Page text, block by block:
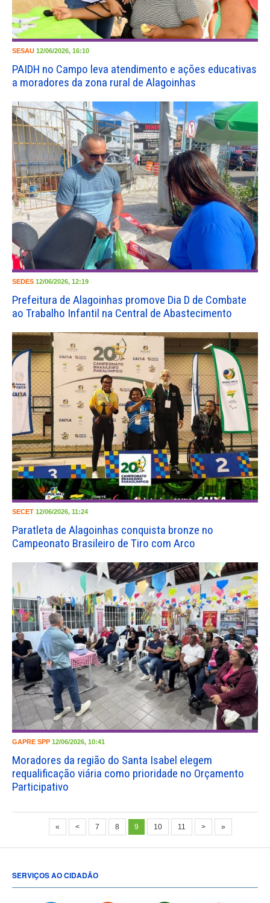
SESAU 12/06/2026, 16:10
PAIDH no Campo leva atendimento e ações educativas
a moradores da zona rural de Alagoinhas
SEDES 12/06/2026, 12:19
Prefeitura de Alagoinhas promove Dia D de Combate
ao Trabalho Infantil na Central de Abastecimento
SECET 12/06/2026, 11:24
Paratleta de Alagoinhas conquista bronze no
Campeonato Brasileiro de Tiro com Arco
GAPRE SPP 12/06/2026, 10:41
Moradores da região do Santa Isabel elegem
requalificação viária como prioridade no Orçamento
Participativo
« < 7 8 9 10 11 > »
SERVIÇOS AO CIDADÃO